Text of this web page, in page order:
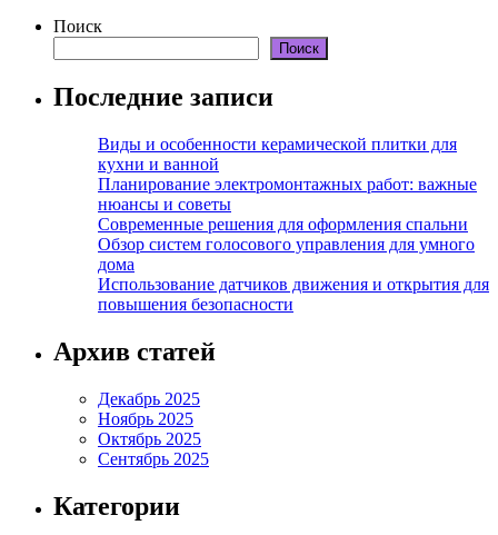
Поиск
Поиск
Последние записи
Виды и особенности керамической плитки для
кухни и ванной
Планирование электромонтажных работ: важные
нюансы и советы
Современные решения для оформления спальни
Обзор систем голосового управления для умного
дома
Использование датчиков движения и открытия для
повышения безопасности
Архив статей
Декабрь 2025
Ноябрь 2025
Октябрь 2025
Сентябрь 2025
Категории